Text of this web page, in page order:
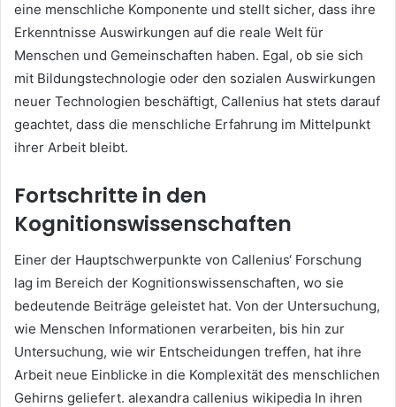
eine menschliche Komponente und stellt sicher, dass ihre
Erkenntnisse Auswirkungen auf die reale Welt für
Menschen und Gemeinschaften haben. Egal, ob sie sich
mit Bildungstechnologie oder den sozialen Auswirkungen
neuer Technologien beschäftigt, Callenius hat stets darauf
geachtet, dass die menschliche Erfahrung im Mittelpunkt
ihrer Arbeit bleibt.
Fortschritte in den
Kognitionswissenschaften
Einer der Hauptschwerpunkte von Callenius‘ Forschung
lag im Bereich der Kognitionswissenschaften, wo sie
bedeutende Beiträge geleistet hat. Von der Untersuchung,
wie Menschen Informationen verarbeiten, bis hin zur
Untersuchung, wie wir Entscheidungen treffen, hat ihre
Arbeit neue Einblicke in die Komplexität des menschlichen
Gehirns geliefert. alexandra callenius wikipedia In ihren